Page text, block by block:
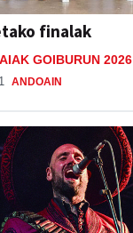
finalak
GOIBURUN 2026
ANDOAIN